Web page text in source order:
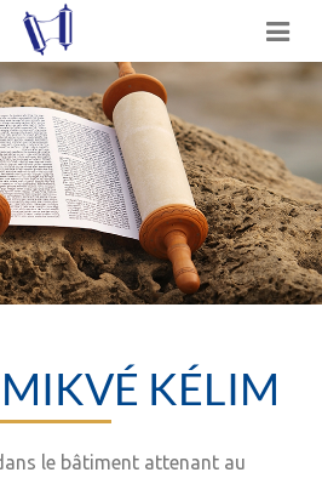
KÉLIM
le bâtiment attenant au